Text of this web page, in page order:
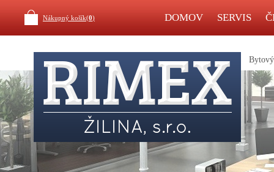
Nákupný košík(0) DOMOV SERVIS
Bytový